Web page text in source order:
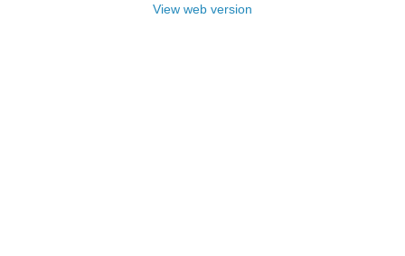
View web version